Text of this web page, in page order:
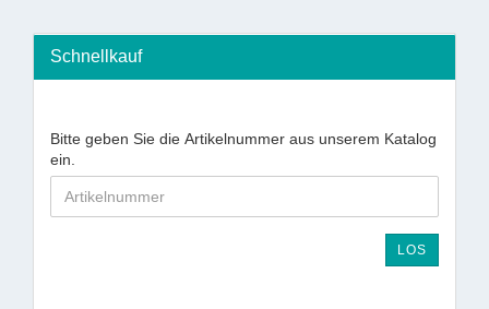
Schnellkauf
Bitte geben Sie die Artikelnummer aus unserem Katalog
ein.
LOS